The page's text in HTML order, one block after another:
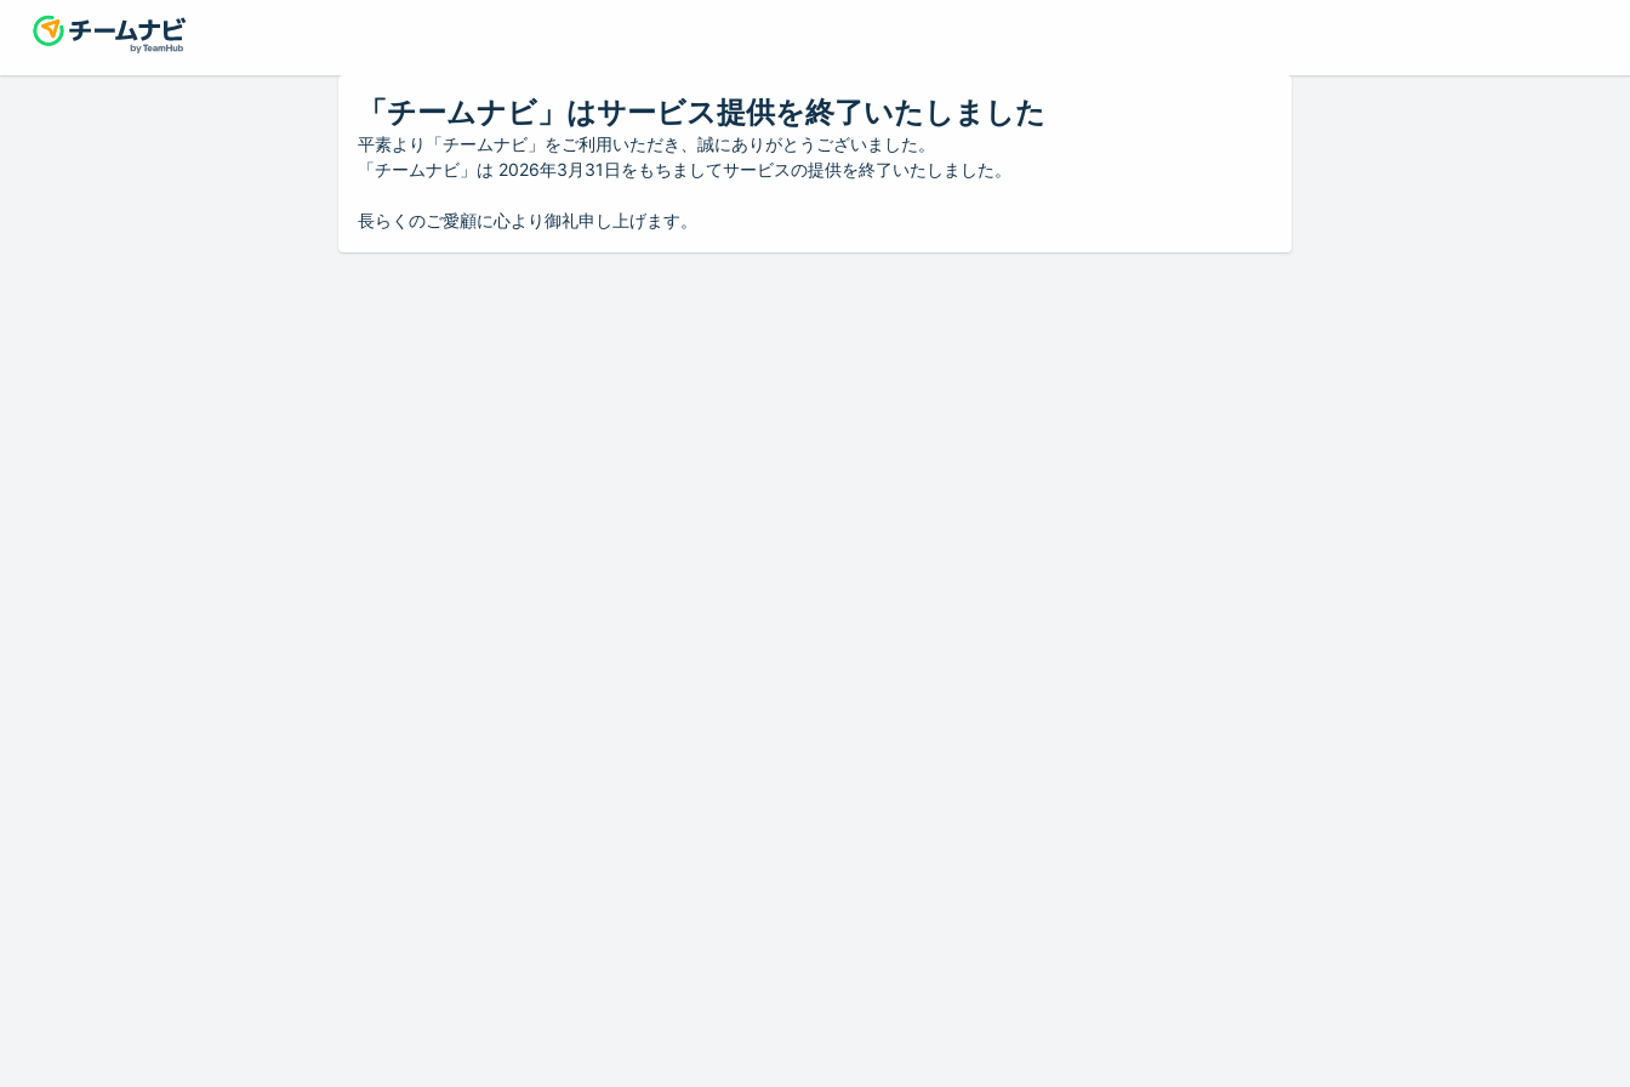
「チームナビ」はサービス提供を終了いたしました
平素より「チームナビ」をご利用いただき、誠にありがとうございました。
「チームナビ」は 2026年3月31日をもちましてサービスの提供を終了いたしました。
長らくのご愛顧に心より御礼申し上げます。